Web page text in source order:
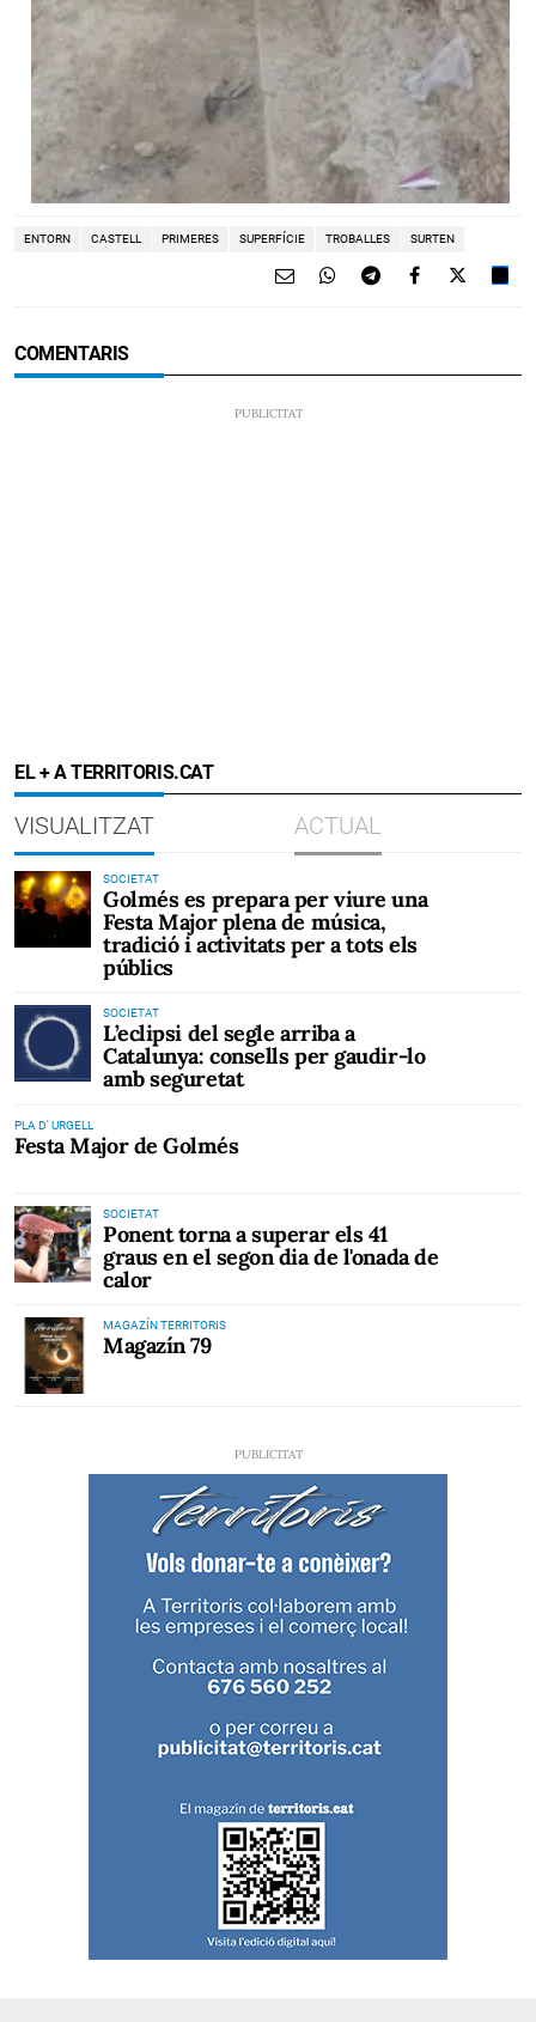
ENTORN CASTELL PRIMERES SUPERFÍCIE TROBALLES SURTEN
COMENTARIS
EL + A TERRITORIS.CAT
VISUALITZAT ACTUAL
SOCIETAT
Golmés es prepara per viure una
Festa Major plena de música,
tradició i activitats per a tots els
públics
SOCIETAT
L’eclipsi del segle arriba a
Catalunya: consells per gaudir-lo
amb seguretat
PLA D' URGELL
Festa Major de Golmés
SOCIETAT
Ponent torna a superar els 41
graus en el segon dia de l'onada de
calor
MAGAZÍN TERRITORIS
Magazín 79